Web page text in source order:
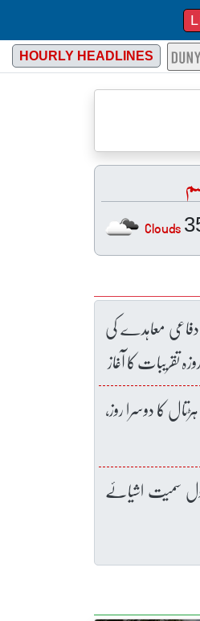
HOURLY HEADLINES
Clouds
دفاعی معاہدے کی
کا دوسرا روز،
سمیت اشیائے